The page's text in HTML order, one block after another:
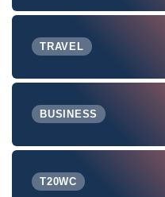
TRAVEL
BUSINESS
T20WC